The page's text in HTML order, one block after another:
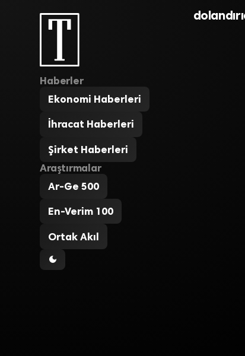
Haberler
Ekonomi Haberleri
İhracat Haberleri
Şirket Haberleri
Araştırmalar
Ar-Ge 500
En-Verim 100
Ortak Akıl